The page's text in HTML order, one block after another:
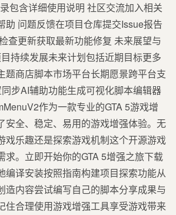
包含详细使用说明 社区交流加入相关
助 问题反馈在项目仓库提交Issue报告
查更新获取最新功能修复 未来展望与
持续发展未来计划包括近期目标更多
题商店脚本市场平台长期愿景跨平台支
步AI辅助功能生成可视化脚本编辑器
作为一款专业的GTA 5游戏增
安全、稳定、易用的游戏增强体验。无
戏乐趣还是探索游戏机制这个开源游戏
求。立即开始你的GTA 5增强之旅下载
编译安装按照指南构建项目探索功能从
造内容尝试编写自己的脚本分享成果与
住合理使用游戏增强工具享受游戏带来